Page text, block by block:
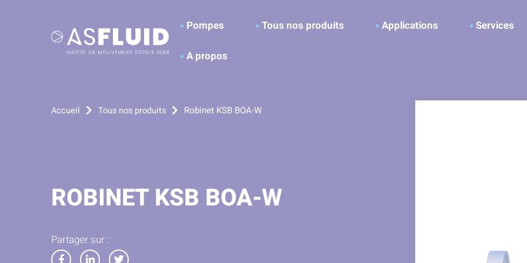
Pompes
Tous nos produits Applications Services
A propos
Accueil Tous nos produits Robinet KSB BOA-W
ROBINET KSB BOA-W
Partager sur :